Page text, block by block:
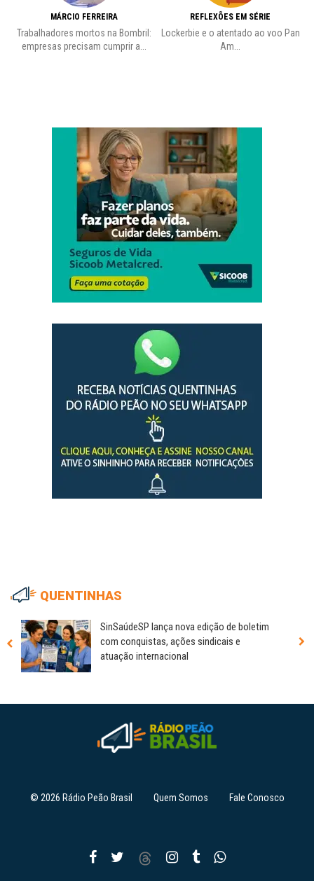
MÁRCIO FERREIRA
Trabalhadores mortos na Bombril:
empresas precisam cumprir a...
REFLEXÕES EM SÉRIE
Lockerbie e o atentado ao voo Pan
Am...
QUENTINHAS
SinSaúdeSP lança nova edição de boletim
com conquistas, ações sindicais e
atuação internacional
© 2026 Rádio Peão Brasil Quem Somos Fale Conosco